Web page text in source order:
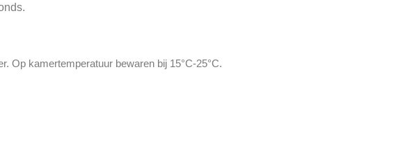
Op kamertemperatuur bewaren bij 15°C-25°C.